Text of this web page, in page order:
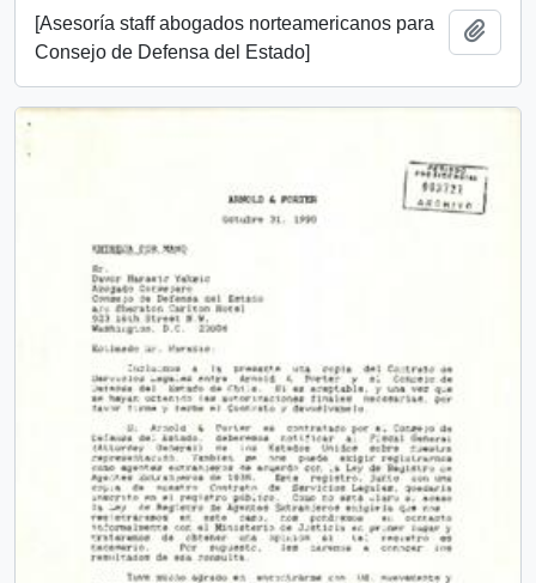
[Asesoría staff abogados norteamericanos para
Consejo de Defensa del Estado]